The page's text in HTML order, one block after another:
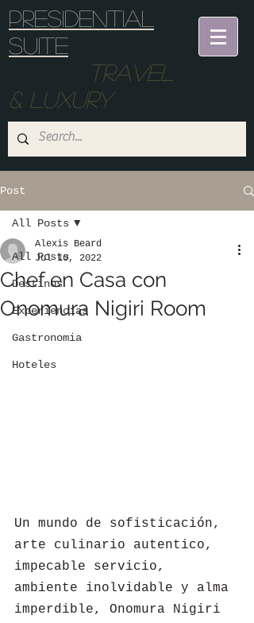
Presidential
suite
Travel
& Luxury
Post
All Posts
Destinos
Experiencias
Gastronomia
Hoteles
All Posts
Chef en Casa con
Onomura Nigiri Room
Alexis Beard
Jul 10, 2022
Un mundo de sofisticación,
arte culinario autentico,
impecable servicio,
ambiente inolvidable y alma
imperdible, Onomura Nigiri